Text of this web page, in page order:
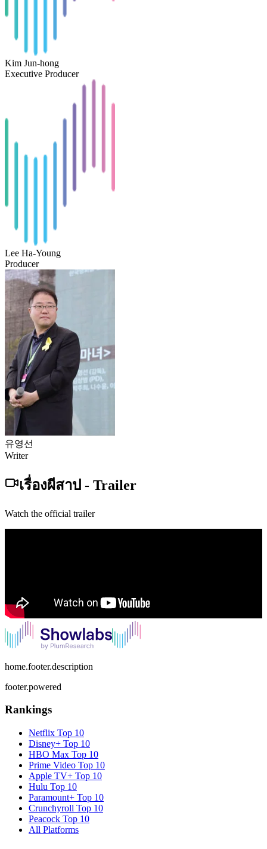
Kim Jun-hong
Executive Producer
Lee Ha-Young
Producer
유영선
Writer
เรื่องผีสาป - Trailer
Watch the official trailer
home.footer.description
footer.powered
Rankings
Netflix Top 10
Disney+ Top 10
HBO Max Top 10
Prime Video Top 10
Apple TV+ Top 10
Hulu Top 10
Paramount+ Top 10
Crunchyroll Top 10
Peacock Top 10
All Platforms